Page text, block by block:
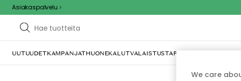
Asiakaspalvelu
UUTUUDETKAMPANJATHUONEKALUTVALAISTUSTARJOILU JA KATTAUS
We care